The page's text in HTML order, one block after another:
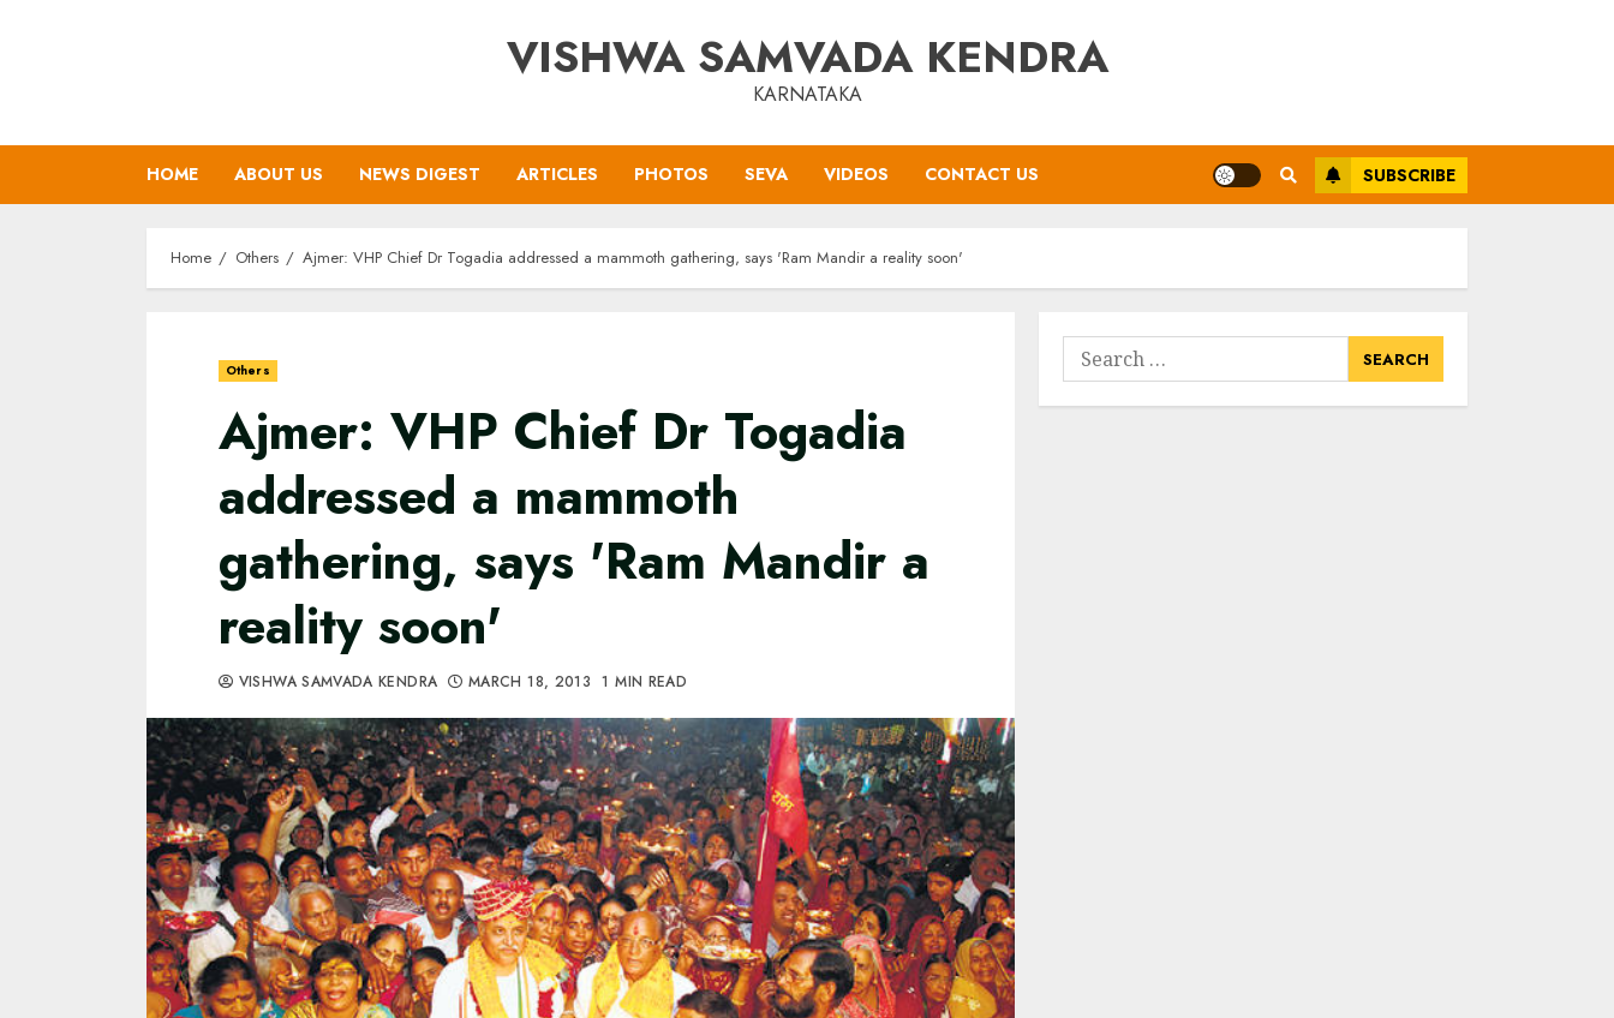
VISHWA SAMVADA KENDRA
KARNATAKA
HOME ABOUT US NEWS DIGEST ARTICLES PHOTOS SEVA VIDEOS CONTACT US SUBSCRIBE
Home Others Ajmer: VHP Chief Dr Togadia addressed a mammoth gathering, says 'Ram Mandir a reality soon'
Others
Ajmer: VHP Chief Dr Togadia
addressed a mammoth
gathering, says 'Ram Mandir a
reality soon'
VISHWA SAMVADA KENDRA MARCH 18, 2013 1 MIN READ
Search
for: